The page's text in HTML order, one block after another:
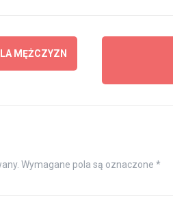
MĘŻCZYZN
Wymagane pola są oznaczone *